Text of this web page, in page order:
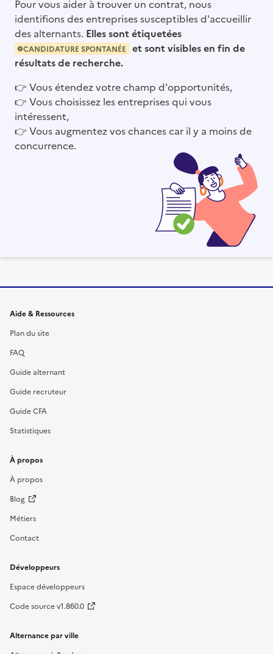
Pour vous aider à trouver un contrat, nous
identifions des entreprises susceptibles d'accueillir
des alternants. Elles sont étiquetées
CANDIDATURE SPONTANÉE
et sont visibles en fin de
résultats de recherche.
👉 Vous étendez votre champ d'opportunités,
👉 Vous choisissez les entreprises qui vous
intéressent,
👉 Vous augmentez vos chances car il y a moins de
concurrence.
Informations et liens du site
Aide & Ressources
Plan du site
FAQ
Guide alternant
Guide recruteur
Guide CFA
Statistiques
À propos
À propos
Blog
Métiers
Contact
Développeurs
Espace développeurs
Code source v1.860.0
Alternance par ville